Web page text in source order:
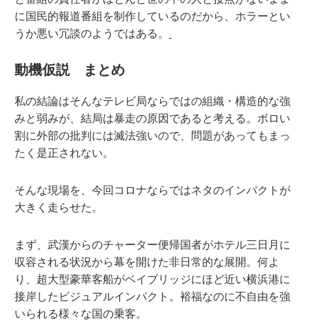
に国民的報道番組を制作しているのだから、ホラーとい
うか悪い冗談のようではある。
動機仮説 まとめ
私の結論はそんなテレビ局ならではの組織・構造的な強
みと弱みが、結局は暴走の原因であると考える。ボロい
割に外部の批判には滅法強いので、問題があってもまっ
たく是正されない。
そんな現場を、今回コロナならではネタのインパクトが
大きく走らせた。
まず、武漢からのチャーター便帰国者がホテル三日月に
収容される状況から幕を開けた非日常的な展開。何よ
り、超大型豪華客船がベイブリッジにほど近い横浜港に
接岸したビジュアルインパクト。裕福なのに不自由を強
いられる様々な国の乗客。